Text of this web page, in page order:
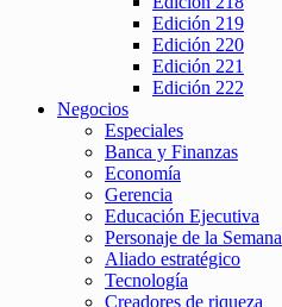
Edición 219
Edición 220
Edición 221
Edición 222
Negocios
Especiales
Banca y Finanzas
Economía
Gerencia
Educación Ejecutiva
Personaje de la Semana
Aliado estratégico
Tecnología
Creadores de riqueza